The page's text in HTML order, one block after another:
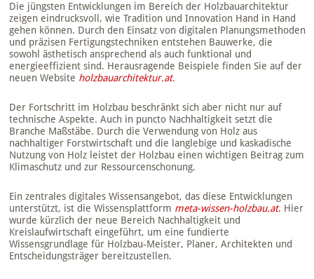
Die jüngsten Entwicklungen im Bereich der Holzbauarchitektur
zeigen eindrucksvoll, wie Tradition und Innovation Hand in Hand
gehen können. Durch den Einsatz von digitalen Planungsmethoden
und präzisen Fertigungstechniken entstehen Bauwerke, die
sowohl ästhetisch ansprechend als auch funktional und
energieeffizient sind. Herausragende Beispiele finden Sie auf der
neuen Website holzbauarchitektur.at.
Der Fortschritt im Holzbau beschränkt sich aber nicht nur auf
technische Aspekte. Auch in puncto Nachhaltigkeit setzt die
Branche Maßstäbe. Durch die Verwendung von Holz aus
nachhaltiger Forstwirtschaft und die langlebige und kaskadische
Nutzung von Holz leistet der Holzbau einen wichtigen Beitrag zum
Klimaschutz und zur Ressourcenschonung.
Ein zentrales digitales Wissensangebot, das diese Entwicklungen
unterstützt, ist die Wissensplattform meta-wissen-holzbau.at. Hier
wurde kürzlich der neue Bereich Nachhaltigkeit und
Kreislaufwirtschaft eingeführt, um eine fundierte
Wissensgrundlage für Holzbau-Meister, Planer, Architekten und
Entscheidungsträger bereitzustellen.